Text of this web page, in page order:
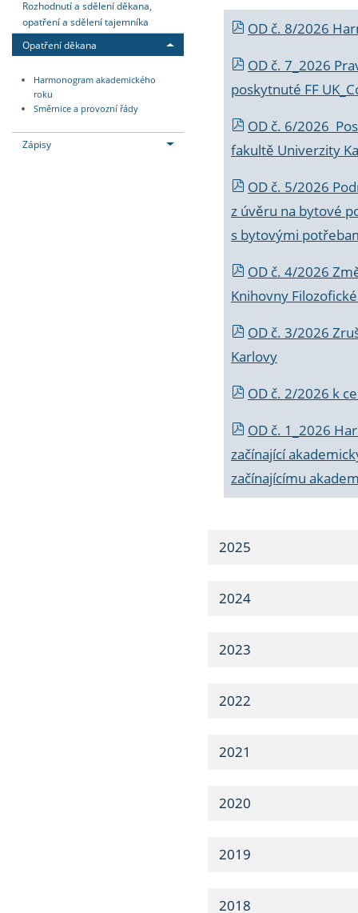
Rozhodnutí a sdělení děkana,
opatření a sdělení tajemníka
Opatření děkana
Harmonogram akademického
roku
Směrnice a provozní řády
Zápisy
OD č. 8/2026
OD č. 7_2026
poskytnuté FF
OD č. 6/2026
fakultě Univerzity
OD č. 5/2026
z úvěru na bytové
s bytovými
OD č. 4/2026
Knihovny
OD č. 3/2026
Karlovy
OD č. 2/2026 k
OD č. 1_2026
začínající
začínajícímu
2025
2024
2023
2022
2021
2020
2019
2018